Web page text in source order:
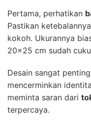
Pertama, perhatikan
Pastikan
kokoh. Ukurannya
20×25 cm sudah
Desain sangat
mencerminkan
meminta saran dari
terpercaya.